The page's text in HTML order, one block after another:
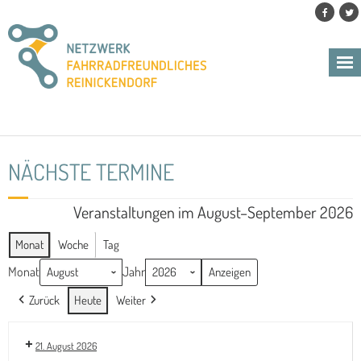
to
content
NÄCHSTE TERMINE
Veranstaltungen im August–September 2026
Monat Woche Tag
Monat Jahr
Zurück Heute Weiter
21. August 2026